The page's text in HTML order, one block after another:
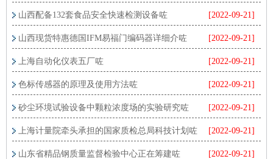
[2022-09-21]
山西配备132套食品安全快速检测设备咗
[2022-09-21]
山西现货特惠德国IFM易福门编码器详细介咗
[2022-09-21]
上海自动化仪表五厂咗
[2022-09-21]
色标传感器的原理及使用方法咗
[2022-09-21]
砂尘环境试验设备中颗粒浓度场的实验研究咗
[2022-09-21]
上海计量院牵头承担的国家质检总局科技计划咗
[2022-09-21]
山东省精品钢质量监督检验中心正在筹建咗